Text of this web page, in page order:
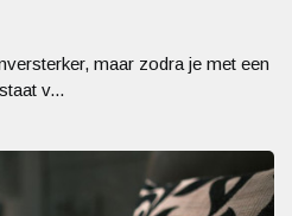
maar zodra je met een
v...